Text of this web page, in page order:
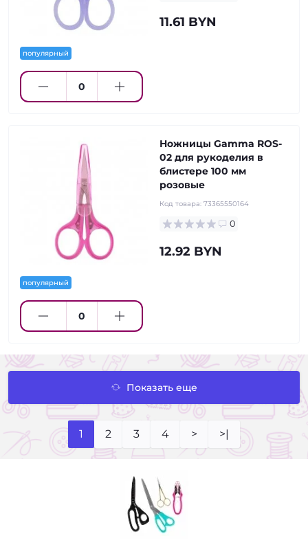
популярный
11.61 BYN
популярный
Ножницы Gamma ROS-
02 для рукоделия в
блистере 100 мм
розовые
Код товара: 73365550164
0
12.92 BYN
Показать еще
1 2 3 4 > >|